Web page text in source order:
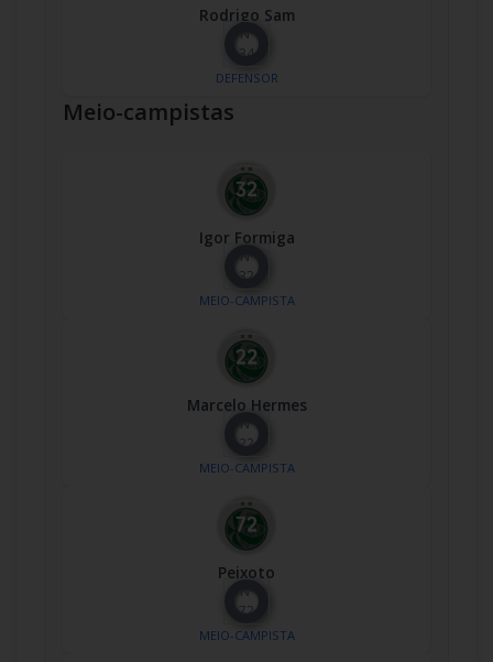
Rodrigo Sam
Nº
34
DEFENSOR
Meio-campistas
Igor Formiga
Nº
32
MEIO-CAMPISTA
Marcelo Hermes
Nº
22
MEIO-CAMPISTA
Peixoto
Nº
72
MEIO-CAMPISTA